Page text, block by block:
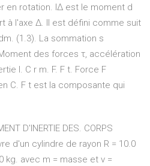
en rotation. I∆ est le moment d
à l'axe ∆. Il est défini comme suit
(1.3). La sommation s
des forces τ, accélération
I. C r m. F. F t. Force F
C. F t est la composante qui
D'INERTIE DES. CORPS
d'un cylindre de rayon R = 10.0
kg. avec m = masse et v =